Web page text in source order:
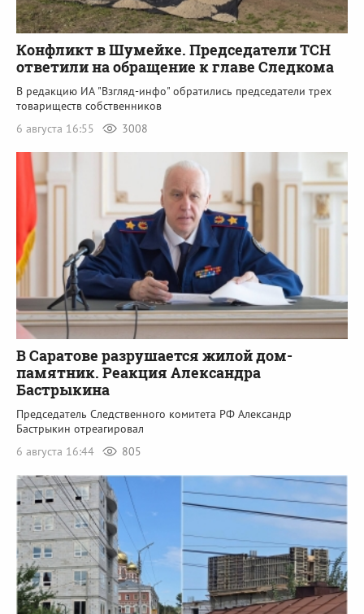
Конфликт в Шумейке. Председатели ТСН
ответили на обращение к главе Следкома
В редакцию ИА "Взгляд-инфо" обратились председатели трех
товариществ собственников
6 августа 16:55
3008
В Саратове разрушается жилой дом-
памятник. Реакция Александра
Бастрыкина
Председатель Следственного комитета РФ Александр
Бастрыкин отреагировал
6 августа 16:44
805